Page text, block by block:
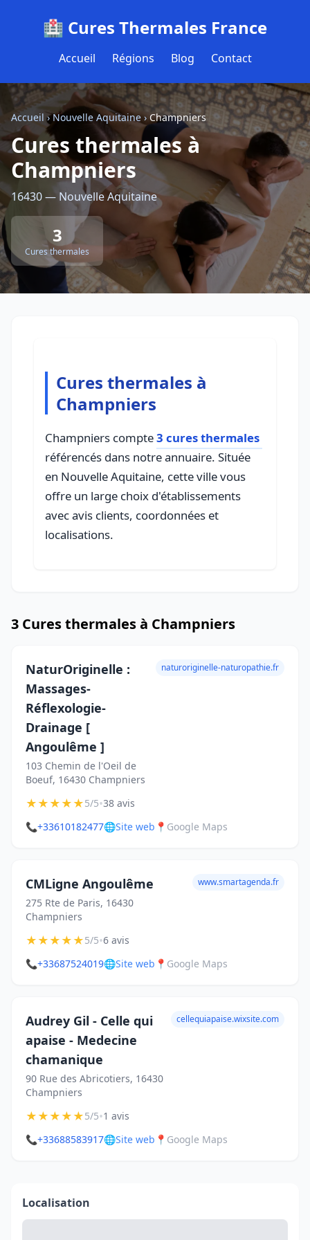
🏥 Cures Thermales France
Accueil Régions Blog Contact
Accueil ›Nouvelle Aquitaine›Champniers
Cures thermales à
Champniers
16430 — Nouvelle Aquitaine
3
Cures thermales
Cures thermales à
Champniers
Champniers compte3 cures thermales
référencés dans notre annuaire. Située
en Nouvelle Aquitaine, cette ville vous
offre un large choix d'établissements
avec avis clients, coordonnées et
localisations.
3 Cures thermales à Champniers
NaturOriginelle :
Massages-
Réflexologie-
Drainage [
Angoulême ]
103 Chemin de l'Oeil de
Boeuf, 16430 Champniers
naturoriginelle-naturopathie.fr
★★★★★5/5•38 avis
📞+33610182477🌐Site web 📍 Google Maps
CMLigne Angoulême
275 Rte de Paris, 16430
Champniers
www.smartagenda.fr
★★★★★5/5•6 avis
📞+33687524019🌐Site web 📍 Google Maps
Audrey Gil - Celle qui
apaise - Medecine
chamanique
90 Rue des Abricotiers, 16430
Champniers
cellequiapaise.wixsite.com
★★★★★5/5•1 avis
📞+33688583917🌐Site web 📍 Google Maps
Localisation